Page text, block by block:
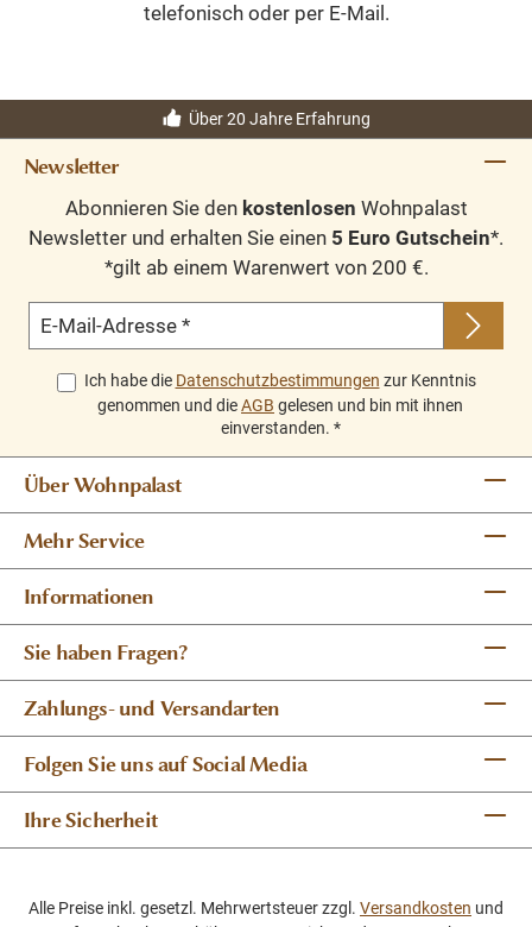
telefonisch oder per E-Mail.
Über 20 Jahre Erfahrung
Newsletter
Abonnieren Sie den kostenlosen Wohnpalast
Newsletter und erhalten Sie einen 5 Euro Gutschein*.
*gilt ab einem Warenwert von 200 €.
E-Mail-Adresse *
Ich habe die Datenschutzbestimmungen zur Kenntnis
genommen und dieAGB gelesen und bin mit ihnen
einverstanden. *
Über Wohnpalast
Mehr Service
Informationen
Sie haben Fragen?
Zahlungs- und Versandarten
Folgen Sie uns auf Social Media
Ihre Sicherheit
Alle Preise inkl. gesetzl. Mehrwertsteuer zzgl. Versandkosten und